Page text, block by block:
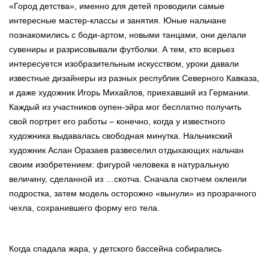
«Город детства», именно для детей проводили самые
интересные мастер-классы и занятия. Юные нальчане
познакомились с боди-артом, новыми танцами, они делали
сувениры и разрисовывали футболки. А тем, кто всерьез
интересуется изобразительным искусством, уроки давали
известные дизайнеры из разных республик Северного Кавказа,
и даже художник Игорь Михайлов, приехавший из Германии.
Каждый из участников оупен-эйра мог бесплатно получить
свой портрет его работы – конечно, когда у известного
художника выдавалась свободная минутка. Нальчикский
художник Аслан Оразаев развеселил отдыхающих нальчан
своим изобретением: фигурой человека в натуральную
величину, сделанной из …скотча. Сначала скотчем оклеили
подростка, затем модель осторожно «вынули» из прозрачного
чехла, сохранившего форму его тела.
Когда спадала жара, у детского бассейна собирались